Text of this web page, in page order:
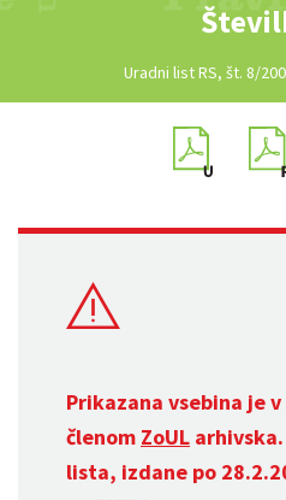
Uradni list RS, št. 8/
Prikazana vsebina je
členom ZoUL
lista, izdane po